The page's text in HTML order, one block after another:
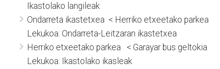
Ikastolako langileak
Ondarreta ikastetxea < Herriko etxeetako parkea
Lekukoa: Ondarreta-Leitzaran ikastetxea
Herriko etxeetako parkea < Garayar bus geltokia
Lekukoa: Ikastolako ikasleak